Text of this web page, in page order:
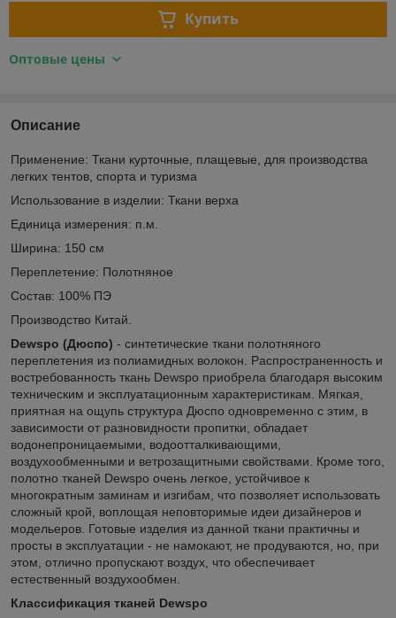
Купить
Оптовые цены
Описание
Применение: Ткани курточные, плащевые, для производства
легких тентов, спорта и туризма
Использование в изделии: Ткани верха
Единица измерения: п.м.
Ширина: 150 см
Переплетение: Полотняное
Состав: 100% ПЭ
Производство Китай.
Dewspo (Дюспо) - синтетические ткани полотняного
переплетения из полиамидных волокон. Распространенность и
востребованность ткань Dewspo приобрела благодаря высоким
техническим и эксплуатационным характеристикам. Мягкая,
приятная на ощупь структура Дюспо одновременно с этим, в
зависимости от разновидности пропитки, обладает
водонепроницаемыми, водоотталкивающими,
воздухообменными и ветрозащитными свойствами. Кроме того,
полотно тканей Dewspo очень легкое, устойчивое к
многократным заминам и изгибам, что позволяет использовать
сложный крой, воплощая неповторимые идеи дизайнеров и
модельеров. Готовые изделия из данной ткани практичны и
просты в эксплуатации - не намокают, не продуваются, но, при
этом, отлично пропускают воздух, что обеспечивает
естественный воздухообмен.
Классификация тканей Dewspo